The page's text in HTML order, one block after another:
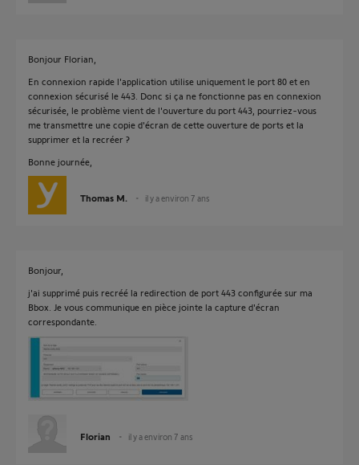
Bonjour Florian,
En connexion rapide l'application utilise uniquement le port 80 et en
connexion sécurisé le 443. Donc si ça ne fonctionne pas en connexion
sécurisée, le problème vient de l'ouverture du port 443, pourriez-vous
me transmettre une copie d'écran de cette ouverture de ports et la
supprimer et la recréer ?
Bonne journée,
Thomas M. il y a environ 7 ans
Bonjour,
j'ai supprimé puis recréé la redirection de port 443 configurée sur ma
Bbox. Je vous communique en pièce jointe la capture d'écran
correspondante.
Florian il y a environ 7 ans